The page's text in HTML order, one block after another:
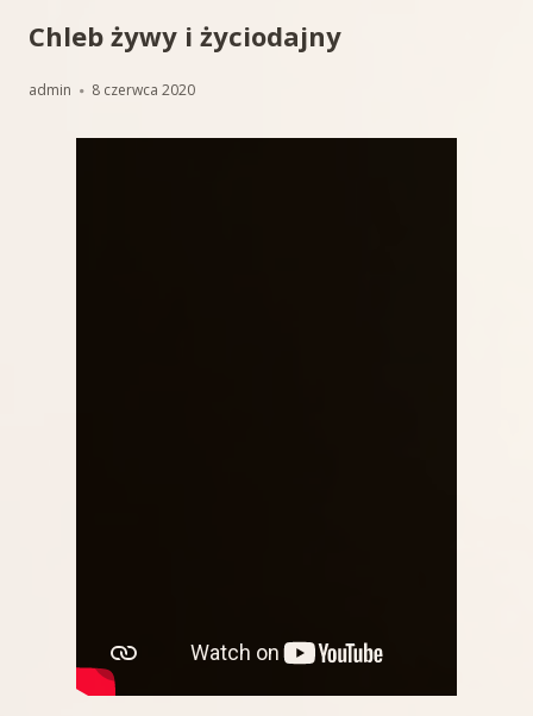
Chleb żywy i życiodajny
Autor
admin Opublikowano
8 czerwca 2020